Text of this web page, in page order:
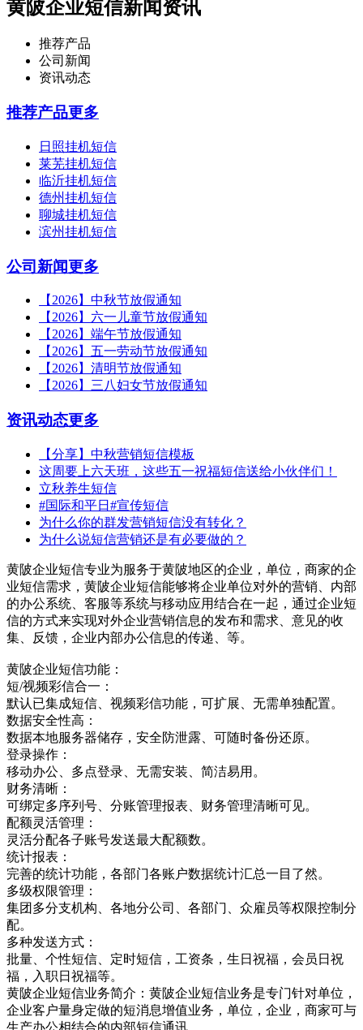
黄陂企业短信新闻资讯
推荐产品
公司新闻
资讯动态
推荐产品更多
日照挂机短信
莱芜挂机短信
临沂挂机短信
德州挂机短信
聊城挂机短信
滨州挂机短信
公司新闻更多
【2026】中秋节放假通知
【2026】六一儿童节放假通知
【2026】端午节放假通知
【2026】五一劳动节放假通知
【2026】清明节放假通知
【2026】三八妇女节放假通知
资讯动态更多
【分享】中秋营销短信模板
这周要上六天班，这些五一祝福短信送给小伙伴们！
立秋养生短信
#国际和平日#宣传短信
为什么你的群发营销短信没有转化？
为什么说短信营销还是有必要做的？
黄陂企业短信专业为服务于黄陂地区的企业，单位，商家的企
业短信需求，黄陂企业短信能够将企业单位对外的营销、内部
的办公系统、客服等系统与移动应用结合在一起，通过企业短
信的方式来实现对外企业营销信息的发布和需求、意见的收
集、反馈，企业内部办公信息的传递、等。
黄陂企业短信功能：
短/视频彩信合一：
默认已集成短信、视频彩信功能，可扩展、无需单独配置。
数据安全性高：
数据本地服务器储存，安全防泄露、可随时备份还原。
登录操作：
移动办公、多点登录、无需安装、简洁易用。
财务清晰：
可绑定多序列号、分账管理报表、财务管理清晰可见。
配额灵活管理：
灵活分配各子账号发送最大配额数。
统计报表：
完善的统计功能，各部门各账户数据统计汇总一目了然。
多级权限管理：
集团多分支机构、各地分公司、各部门、众雇员等权限控制分
配。
多种发送方式：
批量、个性短信、定时短信，工资条，生日祝福，会员日祝
福，入职日祝福等。
黄陂企业短信业务简介：黄陂企业短信业务是专门针对单位，
企业客户量身定做的短消息增值业务，单位，企业，商家可与
生产办公相结合的内部短信通讯，